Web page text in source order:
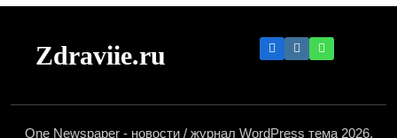
Zdraviie.ru
One Newspaper - новости / журнал WordPress тема 2026.